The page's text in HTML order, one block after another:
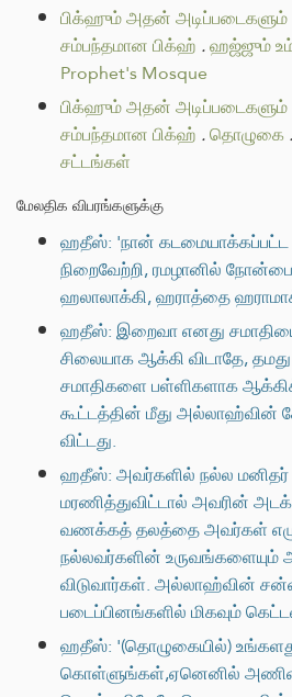
பிக்ஹும் அதன் அடிப்படைகளும்
சம்பந்தமான பிக்ஹ் .ஹஜ்ஜும்
Prophet's Mosque
பிக்ஹும் அதன் அடிப்படைகளும்
சம்பந்தமான பிக்ஹ் .தொழுகை.
சட்டங்கள்
மேலதிக விபரங்களுக்கு
ஹதீஸ்: 'நான்
நிறைவேற்றி, ரமழானில்
ஹலாலாக்கி, ஹராத்தை
ஹதீஸ்: இறைவா எனது
சிலையாக ஆக்கி விடாதே,
சமாதிகளை பள்ளிகளாக
கூட்டத்தின் மீது அல்லாஹ்வின்
விட்டது.
ஹதீஸ்: அவர்களில் நல்ல மனிதர்
மரணித்துவிட்டால் அவரின்
வணக்கத் தலத்தை அவர்கள்
நல்லவர்களின் உருவங்களையும்
விடுவார்கள். அல்லாஹ்வின்
படைப்பினங்களில் மிகவும்
ஹதீஸ்: '(தொழுகையில்)
கொள்ளுங்கள்,ஏனெனில்